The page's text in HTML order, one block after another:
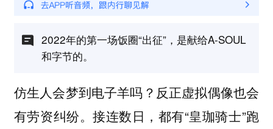
2022年的第一场饭圈“出征”，是献给A-SOUL
和字节的。
仿生人会梦到电子羊吗？反正虚拟偶像也会
有劳资纠纷。接连数日，都有“皇珈骑士”跑